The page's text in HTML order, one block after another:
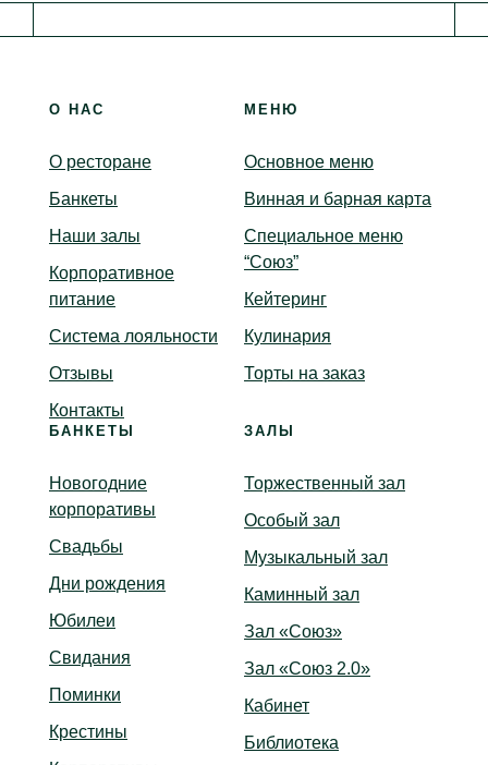
О НАС
О ресторане
Банкеты
Наши залы
Корпоративное
питание
Система лояльности
Отзывы
Контакты
МЕНЮ
Основное меню
Винная и барная карта
Специальное меню
“Союз”
Кейтеринг
Кулинария
Торты на заказ
БАНКЕТЫ
Новогодние
корпоративы
Свадьбы
Дни рождения
Юбилеи
Свидания
Поминки
Крестины
ЗАЛЫ
Торжественный зал
Особый зал
Музыкальный зал
Каминный зал
Зал «Союз»
Зал «Союз 2.0»
Кабинет
Библиотека